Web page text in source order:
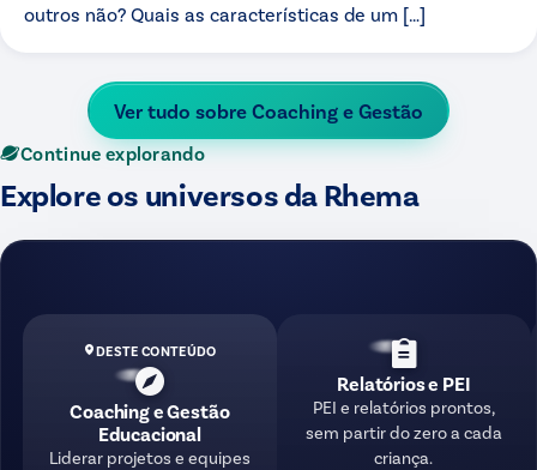
outros não? Quais as características de um […]
Ver tudo sobre Coaching e Gestão
Continue explorando
Explore os universos da Rhema
DESTE CONTEÚDO
Coaching e Gestão
Educacional
Liderar projetos e equipes
Relatórios e PEI
PEI e relatórios prontos,
sem partir do zero a cada
criança.